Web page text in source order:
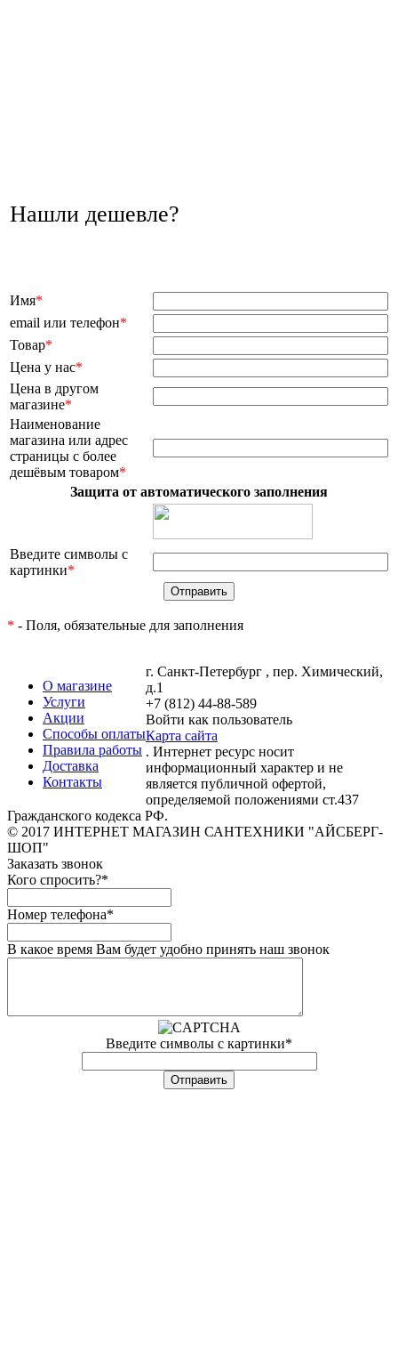
Нашли дешевле?
Имя*
email или телефон*
Товар*
Цена у нас*
Цена в другом
магазине*
Наименование
магазина или адрес
страницы с более
дешёвым товаром*
Защита от автоматического заполнения
Введите символы с
картинки*
* - Поля, обязательные для заполнения
О магазине
Услуги
Акции
Способы оплаты
Правила работы
Доставка
Контакты
г. Санкт-Петербург , пер. Химический,
д.1
+7 (812) 44-88-589
Войти как пользователь
Карта сайта
. Интернет ресурс носит
информационный характер и не
является публичной офертой,
определяемой положениями ст.437
Гражданского кодекса РФ.
© 2017 ИНТЕРНЕТ МАГАЗИН САНТЕХНИКИ "АЙСБЕРГ-
ШОП"
Заказать звонок
Кого спросить?*
Номер телефона*
В какое время Вам будет удобно принять наш звонок
Введите символы с картинки*